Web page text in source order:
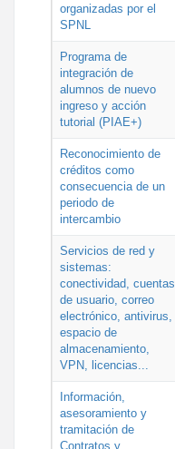
organizadas por el
SPNL
Programa de
integración de
alumnos de nuevo
ingreso y acción
tutorial (PIAE+)
Reconocimiento de
créditos como
consecuencia de un
periodo de
intercambio
Servicios de red y
sistemas:
conectividad, cuentas
de usuario, correo
electrónico, antivirus,
espacio de
almacenamiento,
VPN, licencias...
Información,
asesoramiento y
tramitación de
Contratos y